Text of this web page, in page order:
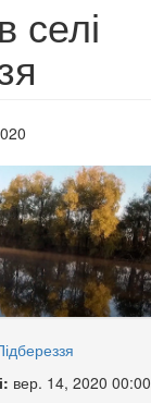
селі
вер. 14, 2020 00:00